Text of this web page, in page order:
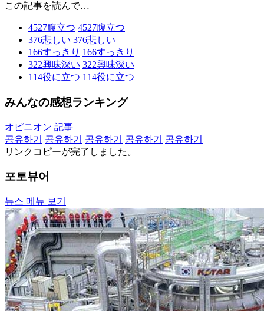
この記事を読んで…
4527腹立つ 4527腹立つ
376悲しい 376悲しい
166すっきり 166すっきり
322興味深い 322興味深い
114役に立つ 114役に立つ
みんなの感想ランキング
オピニオン 記事
공유하기
공유하기 공유하기 공유하기
공유하기
リンクコピーが完了しました。
포토뷰어
뉴스 메뉴 보기